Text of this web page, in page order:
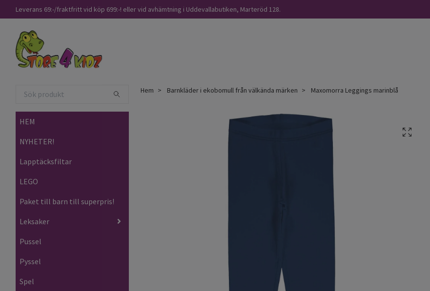
Leverans 69:-/fraktfritt vid köp 699:-! eller vid avhämtning i Uddevallabutiken, Marteröd 128.
HEM
NYHETER!
Lapptäcksfiltar
LEGO
Paket till barn till superpris!
Leksaker
Pussel
Pyssel
Spel
Hem Barnkläder i ekobomull från välkända märken Maxomorra Leggings marinblå